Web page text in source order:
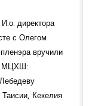
директора
с Олегом
вручили
МЦХШ:
Кекелия